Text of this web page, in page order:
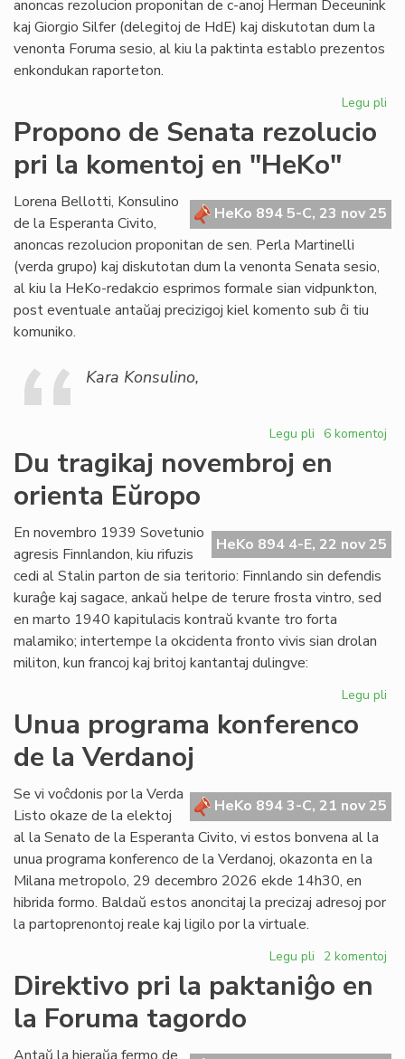
sesio
anoncas rezolucion proponitan de c-anoj Herman Deceunink
kaj Giorgio Silfer (delegitoj de HdE) kaj diskutotan dum la
venonta Foruma sesio, al kiu la paktinta establo prezentos
enkondukan raporteton.
Legu pli
pri
Propono de Senata rezolucio
pri la komentoj en "HeKo"
HeKo 894 5-C, 23 nov 25
Lorena Bellotti, Konsulino
de la Esperanta Civito,
anoncas rezolucion proponitan de sen. Perla Martinelli
(verda grupo) kaj diskutotan dum la venonta Senata sesio,
al kiu la HeKo-redakcio esprimos formale sian vidpunkton,
post eventuale antaŭaj precizigoj kiel komento sub ĉi tiu
komuniko.
Kara Konsulino,
Legu pli pri
de
pri
la
komentoj
en
"HeKo"
6 komentoj
Du tragikaj novembroj en
orienta Eŭropo
HeKo 894 4-E, 22 nov 25
En novembro 1939 Sovetunio
agresis Finnlandon, kiu rifuzis
cedi al Stalin parton de sia teritorio: Finnlando sin defendis
kuraĝe kaj sagace, ankaŭ helpe de terure frosta vintro, sed
en marto 1940 kapitulacis kontraŭ kvante tro forta
malamiko; intertempe la okcidenta fronto vivis sian drolan
militon, kun francoj kaj britoj kantantaj dulingve:
Legu pli
Unua programa konferenco
de la Verdanoj
HeKo 894 3-C, 21 nov 25
Se vi voĉdonis por la Verda
Listo okaze de la elektoj
al la Senato de la Esperanta Civito, vi estos bonvena al la
unua programa konferenco de la Verdanoj, okazonta en la
Milana metropolo, 29 decembro 2026 ekde 14h30, en
hibrida formo. Baldaŭ estos anoncitaj la precizaj adresoj por
la partoprenontoj reale kaj ligilo por la virtuale.
Legu pli pri
Unua
programa
la
2 komentoj
Direktivo pri la paktaniĝo en
la Foruma tagordo